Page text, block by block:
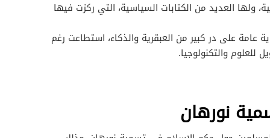
ولها العديد من الكتابات السياسية، التي ركزت فيها
عامة على در كبير من العبقرية والذكاء، استطاعت رغم
والتكنولوجيا.
نورهان